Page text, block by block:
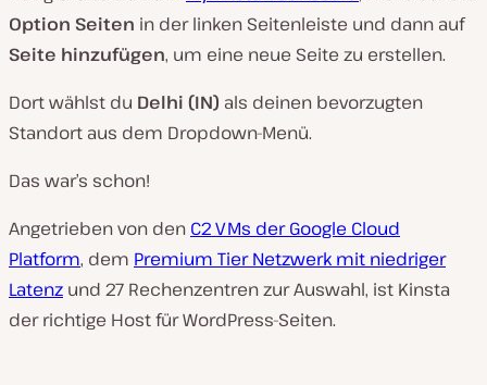
Option Seiten in der linken Seitenleiste und dann auf
Seite hinzufügen, um eine neue Seite zu erstellen.
Dort wählst du Delhi (IN) als deinen bevorzugten
Standort aus dem Dropdown-Menü.
Das war’s schon!
Angetrieben von den C2 VMs der Google Cloud
Platform, dem Premium Tier Netzwerk mit niedriger
Latenz und 27 Rechenzentren zur Auswahl, ist Kinsta
der richtige Host für WordPress-Seiten.